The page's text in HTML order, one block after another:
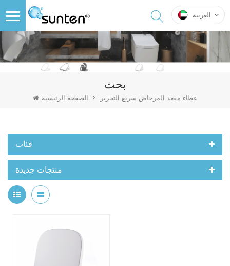
العربية
بحث
الصفحة الرئيسية غطاء مقعد المرحاض سريع التحرير
فئات
منتجات جديدة